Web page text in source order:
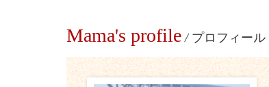
Mama's profile / プロフィール